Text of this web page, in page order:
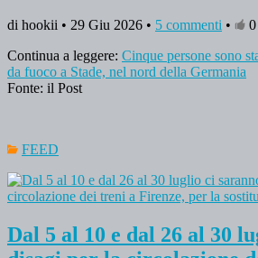
di hookii • 29 Giu 2026 • 5 commenti •
0
Continua a leggere: Cinque persone sono
da fuoco a Stade, nel nord della Germania
Fonte: il Post
FEED
Dal 5 al 10 e dal 26 al 30